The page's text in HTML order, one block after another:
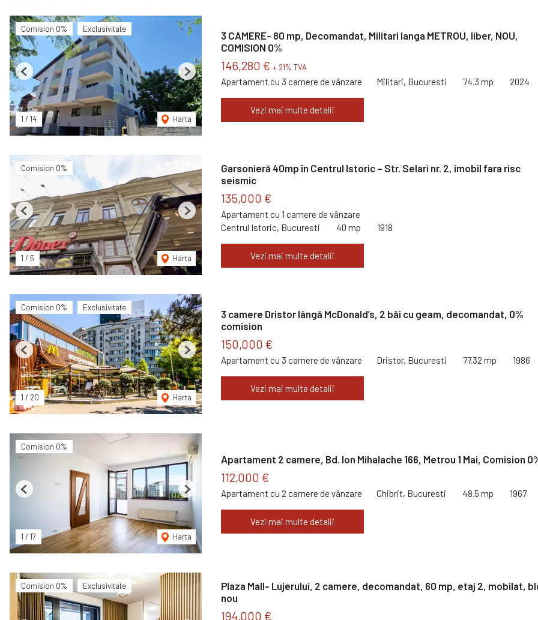
Comision 0% Exclusivitate
1 / 14 Harta
Previous Next
3 CAMERE- 80 mp, Decomandat, Militari langa METROU, liber, NOU,
COMISION 0%
146,280 € + 21% TVA
Apartament cu 3 camere de vânzare Militari, Bucuresti 74.3 mp 2024
Vezi mai multe detalii
Comision 0%
1 / 5 Harta
Previous Next
Garsonieră 40mp în Centrul Istoric – Str. Selari nr. 2, imobil fara risc
seismic
135,000 €
Apartament cu 1 camere de vânzare
Centrul Istoric, Bucuresti
40 mp 1918
Vezi mai multe detalii
Comision 0% Exclusivitate
1 / 20 Harta
Previous Next
3 camere Dristor lângă McDonald’s, 2 băi cu geam, decomandat, 0%
comision
150,000 €
Apartament cu 3 camere de vânzare Dristor, Bucuresti 77.32 mp 1986
Vezi mai multe detalii
Comision 0%
1 / 17 Harta
Previous Next
Apartament 2 camere, Bd. Ion Mihalache 166, Metrou 1 Mai, Comision
112,000 €
Apartament cu 2 camere de vânzare Chibrit, Bucuresti 48.5 mp 1967
Vezi mai multe detalii
Comision 0% Exclusivitate
Plaza Mall- Lujerului, 2 camere, decomandat, 60 mp, etaj 2, mobilat,
nou
194,000 €